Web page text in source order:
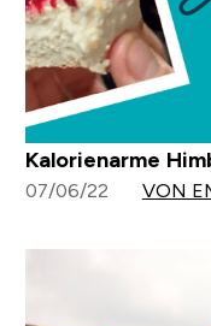
Kalorienarme
07/06/22 VON